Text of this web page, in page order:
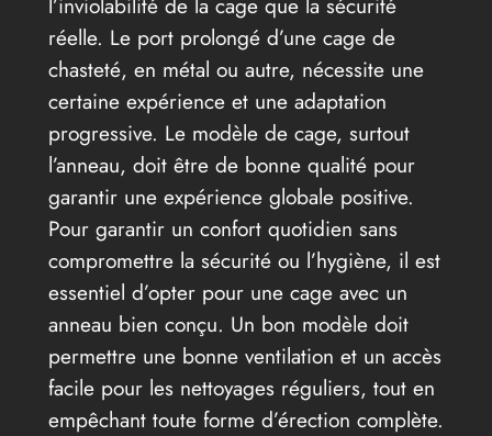
réelle. Le port prolongé d’une cage de
chasteté, en métal ou autre, nécessite une
certaine expérience et une adaptation
progressive. Le modèle de cage, surtout
l’anneau, doit être de bonne qualité pour
garantir une expérience globale positive.
Pour garantir un confort quotidien sans
compromettre la sécurité ou l’hygiène, il est
essentiel d’opter pour une cage avec un
anneau bien conçu. Un bon modèle doit
permettre une bonne ventilation et un accès
facile pour les nettoyages réguliers, tout en
empêchant toute forme d’érection complète.